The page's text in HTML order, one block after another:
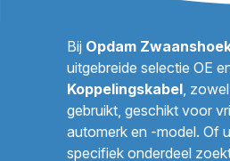
Bij Opdam
uitgebreide selectie OE
Koppelingskabel,
gebruikt, geschikt voor
automerk en -model. Of
specifiek onderdeel